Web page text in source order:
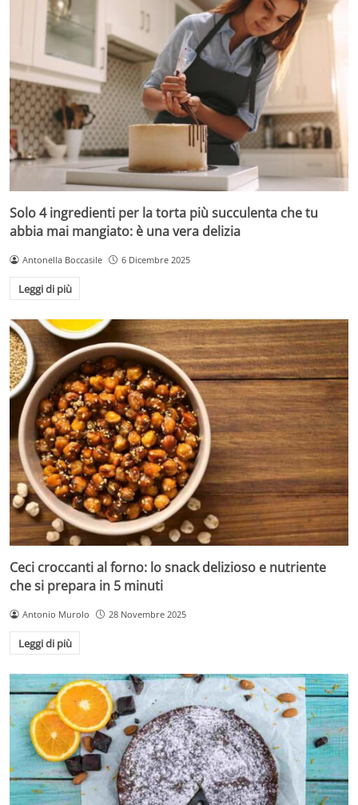
Solo 4 ingredienti per la torta più succulenta che tu
abbia mai mangiato: è una vera delizia
Antonella Boccasile 6 Dicembre 2025
Leggi di più
Ceci croccanti al forno: lo snack delizioso e nutriente
che si prepara in 5 minuti
Antonio Murolo 28 Novembre 2025
Leggi di più